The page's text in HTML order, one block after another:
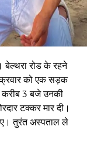
रोड के रहने
को एक सड़क
करीब 3 बजे उनकी
टक्कर मार दी।
तुरंत अस्पताल ले